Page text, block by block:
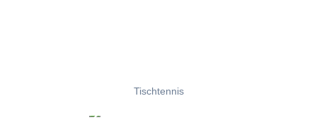
Tischtennis